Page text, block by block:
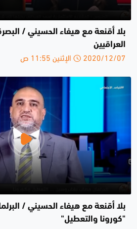
بلا أقنعة مع هيفاء الحسيني /
العراقيين
2020/12/07 الإثنين 11:55 ص
بلا أقنعة مع هيفاء الحسيني /
"كورونا والتعطيل"